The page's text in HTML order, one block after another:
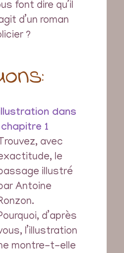
font dire qu’il
d’un roman
?
dans
1
Trouvez, avec
le
illustré
Antoine
d’après
l’illustration
montre-t-elle